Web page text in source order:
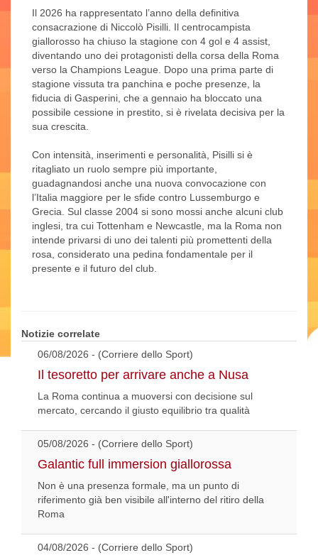
Il 2026 ha rappresentato l’anno della definitiva
consacrazione di Niccolò Pisilli. Il centrocampista
giallorosso ha chiuso la stagione con 4 gol e 4 assist,
diventando uno dei protagonisti della corsa della Roma
verso la Champions League. Dopo una prima parte di
stagione vissuta tra panchina e poche presenze, la
fiducia di Gasperini, che a gennaio ha bloccato una
possibile cessione in prestito, si è rivelata decisiva per la
sua crescita.
Con intensità, inserimenti e personalità, Pisilli si è
ritagliato un ruolo sempre più importante,
guadagnandosi anche una nuova convocazione con
l’Italia maggiore per le sfide contro Lussemburgo e
Grecia. Sul classe 2004 si sono mossi anche alcuni club
inglesi, tra cui Tottenham e Newcastle, ma la Roma non
intende privarsi di uno dei talenti più promettenti della
rosa, considerato una pedina fondamentale per il
presente e il futuro del club.
Notizie correlate
06/08/2026 - (Corriere dello Sport)
Il tesoretto per arrivare anche a Nusa
La Roma continua a muoversi con decisione sul
mercato, cercando il giusto equilibrio tra qualità
05/08/2026 - (Corriere dello Sport)
Galantic full immersion giallorossa
Non è una presenza formale, ma un punto di
riferimento già ben visibile all'interno del ritiro della
Roma
04/08/2026 - (Corriere dello Sport)